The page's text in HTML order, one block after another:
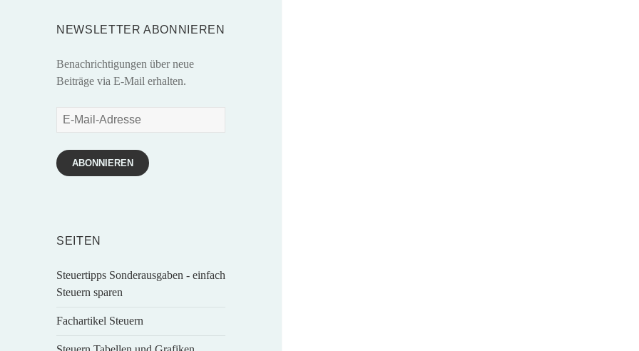
NEWSLETTER ABONNIEREN
Benachrichtigungen über neue
Beiträge via E-Mail erhalten.
E-
Adresse
ABONNIEREN
SEITEN
Steuertipps Sonderausgaben - einfach
Steuern sparen
Fachartikel Steuern